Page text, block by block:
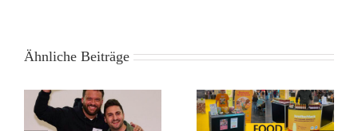
Ähnliche Beiträge